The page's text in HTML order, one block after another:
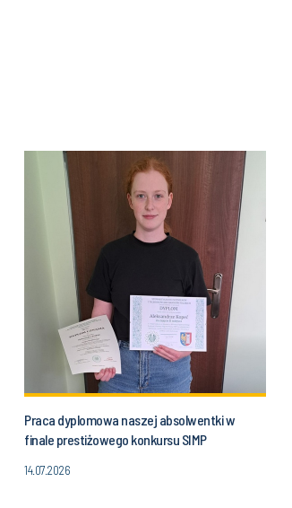
Praca dyplomowa naszej absolwentki w
finale prestiżowego konkursu SIMP
14.07.2026